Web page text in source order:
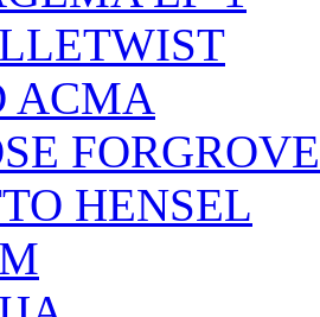
ACMA
FORGROVE
HENSEL